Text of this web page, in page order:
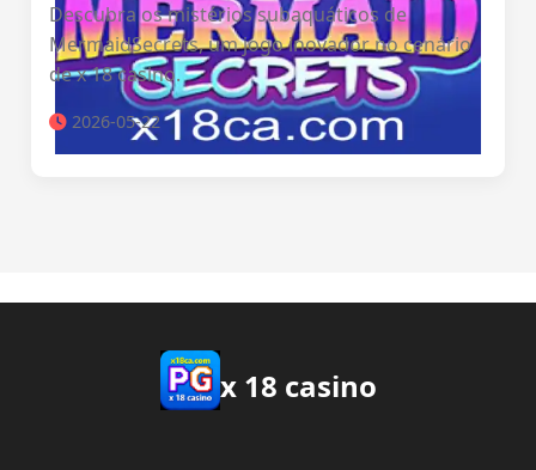
Descubra os mistérios subaquáticos de
MermaidSecrets, um jogo inovador no cenário
de x 18 casino.
2026-05-22
x 18 casino